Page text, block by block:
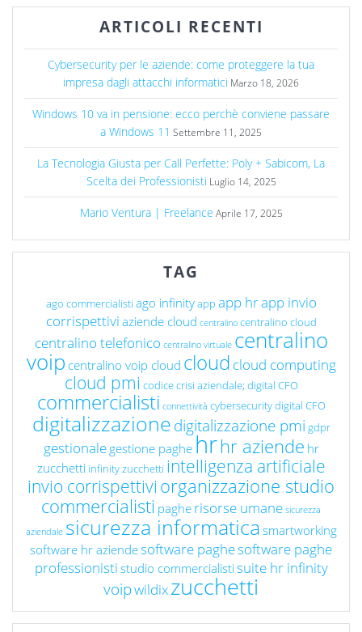
ARTICOLI RECENTI
Cybersecurity per le aziende: come proteggere la tua
impresa dagli attacchi informatici Marzo 18, 2026
Windows 10 va in pensione: ecco perchè conviene passare
a Windows 11 Settembre 11, 2025
La Tecnologia Giusta per Call Perfette: Poly + Sabicom, La
Scelta dei Professionisti Luglio 14, 2025
Mario Ventura | Freelance Aprile 17, 2025
TAG
ago commercialisti ago infinityapp app hrapp invio
corrispettivi aziende cloud centralino centralino cloud
centralino telefonico centralino virtuale centralino
voip centralino voip cloud cloud cloud computing
cloud pmi codice crisi aziendale; digital CFO
commercialisti connettività cybersecuritydigital CFO
digitalizzazionedigitalizzazione pmi gdpr
gestionale gestione paghe hrhr aziende hr
zucchetti infinity zucchetti intelligenza artificiale
invio corrispettivi organizzazione studio
commercialisti paghe risorse umane sicurezza
aziendale sicurezza informatica smartworking
software hr aziendesoftware paghesoftware paghe
professionisti studio commercialisti suite hr infinity
voipwildixzucchetti